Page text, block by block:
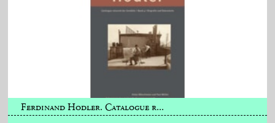
Ferdinand Hodler. Catalogue r...